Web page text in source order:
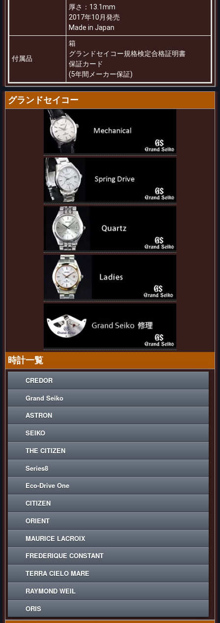
厚さ：13.1mm
2017年10月発売
Made in Japan
付属品
箱
グランドセイコー規格検定合格証明書
保証カード
(5年間メーカー保証)
グランドセイコー
時計一覧
CREDOR
Grand Seiko
ASTRON
SEIKO
THE CITIZEN
Series8
Eco-Drive One
CITIZEN
ORIENT
MAURICE LACROIX
FREDERIQUE CONSTANT
TERRA CIELO MARE
RAYMOND WEIL
ORIS